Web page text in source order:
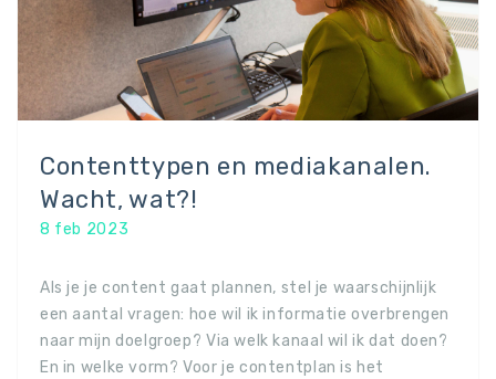
Contenttypen en mediakanalen.
Wacht, wat?!
8 feb 2023
Als je je content gaat plannen, stel je waarschijnlijk
een aantal vragen: hoe wil ik informatie overbrengen
naar mijn doelgroep? Via welk kanaal wil ik dat doen?
En in welke vorm? Voor je contentplan is het